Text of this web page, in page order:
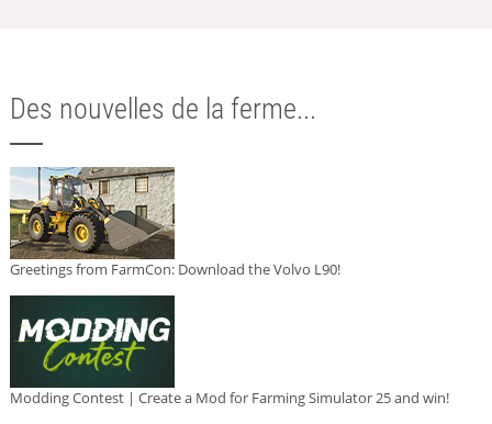
Des nouvelles de la ferme...
Greetings from FarmCon: Download the Volvo L90!
Modding Contest | Create a Mod for Farming Simulator 25 and win!